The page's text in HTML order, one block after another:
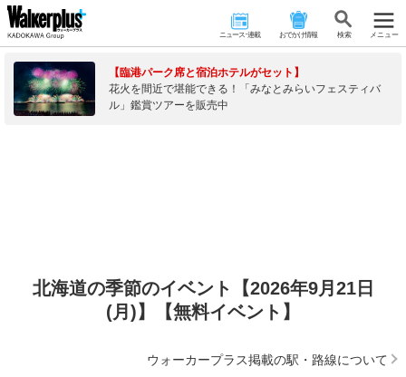
ニュース･連載 おでかけ情報 検 索 メニュー
【臨港パーク席と宿泊ホテルがセット】
花火を間近で堪能できる！「みなとみらいフェスティバ
ル」鑑賞ツアーを販売中
北海道の季節のイベント【2026年9月21日
(月)】【無料イベント】
ウォーカープラス掲載の駅・路線について